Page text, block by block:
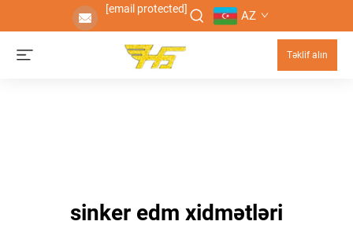
[email protected] AZ
Təklif alın
sinker edm xidmətləri